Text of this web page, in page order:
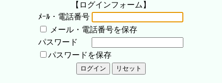
【ログインフォーム】
ﾒｰﾙ・電話番号
メール・電話番号を保存
パスワード
パスワードを保存